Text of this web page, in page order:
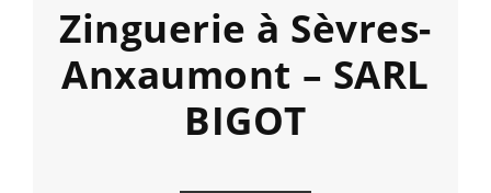
Zinguerie à Sèvres-
Anxaumont – SARL
BIGOT